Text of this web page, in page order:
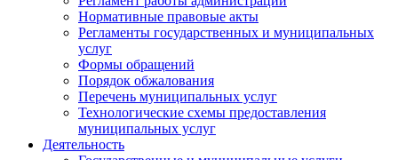
Нормативные правовые акты
Регламенты государственных и муниципальных
услуг
Формы обращений
Порядок обжалования
Перечень муниципальных услуг
Технологические схемы предоставления
муниципальных услуг
Деятельность